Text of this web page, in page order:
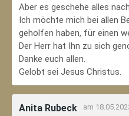
Aber es geschehe alles
Ich möchte mich bei allen
geholfen haben, für einen
Der Herr hat Ihn zu sich
Danke euch allen.
Gelobt sei Jesus Christus.
Anita Rubeck am